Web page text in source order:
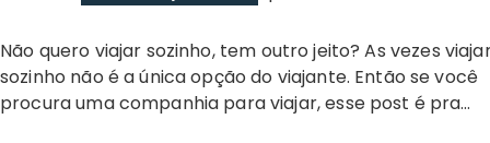
Não quero viajar sozinho, tem outro jeito? As vezes viajar
sozinho não é a única opção do viajante. Então se você
procura uma companhia para viajar, esse post é pra…